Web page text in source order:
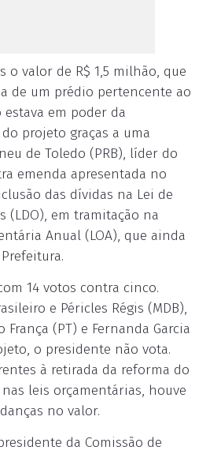
o valor de R$ 1,5 milhão, que
de um prédio pertencente ao
estava em poder da
projeto graças a uma
de Toledo (PRB), líder do
emenda apresentada no
das dívidas na Lei de
(LDO), em tramitação na
Anual (LOA), que ainda
14 votos contra cinco.
e Péricles Régis (MDB),
França (PT) e Fernanda Garcia
o presidente não vota.
à retirada da reforma do
leis orçamentárias, houve
no valor.
da Comissão de